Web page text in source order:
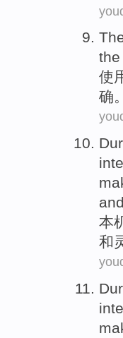
the
使
确。
本
和